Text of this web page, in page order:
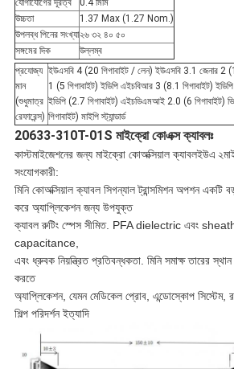
যোগাযোগের দূরত্ব
0.4 মিমি
উচ্চতা
1.37 Max (1.27 Nom.)
উপলব্ধ পিনের সংখ্যা২৬ ৩২ ৪০ ৫০
সঙ্গমের দিক
উল্লম্ব
প্রযোজ্য
মান
(শুধুমাত্র
রেফারেন্স)
ইউএসবি 4 (20 গিগাবাইট / লেন) ইউএসবি 3.1 জেনার 2
1 (5 গিগাবাইট) ইডিপি এইচবিআর 3 (8.1 গিগাবাইট)
ইডিপি (2.7 গিগাবাইট) এইচডিএমআই 2.0 (6 গিগাবাইট)
গিগাবাইট) মাইপি স্ট্যান্ডার্ড
20633-310T-01S মাইক্রো কোএক্স ক্যাবলঃ
কাস্টমাইজেশনের জন্য মাইক্রো কোঅক্সিয়াল ক্যাবলইউএ ২
সংযোগকারী:
মিনি কোঅক্সিয়াল ক্যাবল সিগন্যাল ট্রান্সমিশন অপশন একটি
করে অ্যাপ্লিকেশন জন্য উপযুক্ত
ক্যাবল রুটিং স্পেস সীমিত. PFA dielectric এবং
capacitance,
এবং ধ্রুবক নিয়ন্ত্রিত প্রতিবন্ধকতা. মিনি সমাক্ষ তারের
করতে
অ্যাপ্লিকেশন, যেমন মেডিকেল প্রোব, এন্ডোস্কোপ সিস্টেম,
শিল্প পরিদর্শন ইত্যাদি